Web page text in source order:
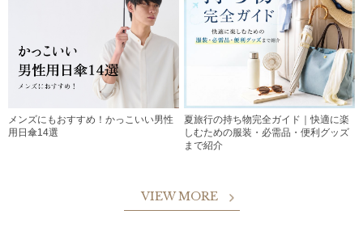
メンズにもおすすめ！かっこいい男性
用日傘14選
夏旅行の持ち物完全ガイド｜快適に楽
しむための服装・必需品・便利グッズ
まで紹介
VIEW MORE